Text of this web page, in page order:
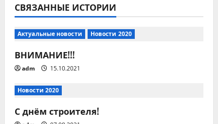
а
ц
и
я
п
о
СВЯЗАННЫЕ ИСТОРИИ
Актуальные новости Новости 2020
ВНИМАНИЕ!!!
adm 15.10.2021
Новости 2020
С днём строителя!